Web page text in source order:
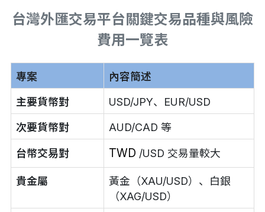
台灣外匯交易平台關鍵交易品種與風險
費用一覽表
專案 內容簡述
主要貨幣對 USD/JPY、EUR/USD
次要貨幣對 AUD/CAD 等
台幣交易對 TWD /USD 交易量較大
貴金屬
黃金（XAU/USD）、白銀
（XAG/USD）